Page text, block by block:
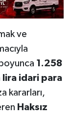
ve
1.258
idari para
kararları,
Haksız